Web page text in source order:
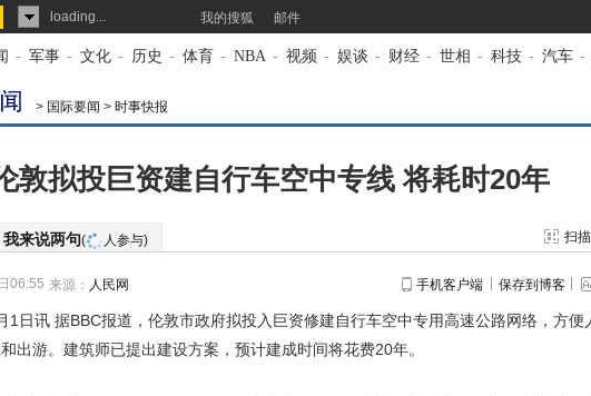
loading... 我的搜狐 邮件
- 军事 - 文化 - 历史 - 体育 - NBA - 视频 - 娱谈 - 财经 - 世相 - 科技 - 汽车 -
> 国际要闻 > 时事快报
敦拟投巨资建自行车空中专线 将耗时20年
我来说两句( 人参与) 扫
06:55 来源： 人民网 手机客户端 保存到博客
讯 据BBC报道，伦敦市政府拟投入巨资修建自行车空中专用高速公路网络，方便
出游。建筑师已提出建设方案，预计建成时间将花费20年。